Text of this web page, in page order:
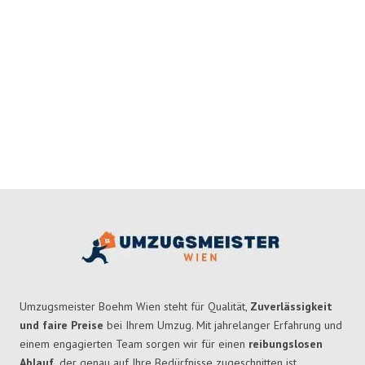
Umzugsmeister Boehm Wien steht für Qualität, Zuverlässigkeit
und faire Preise bei Ihrem Umzug. Mit jahrelanger Erfahrung und
einem engagierten Team sorgen wir für einen reibungslosen